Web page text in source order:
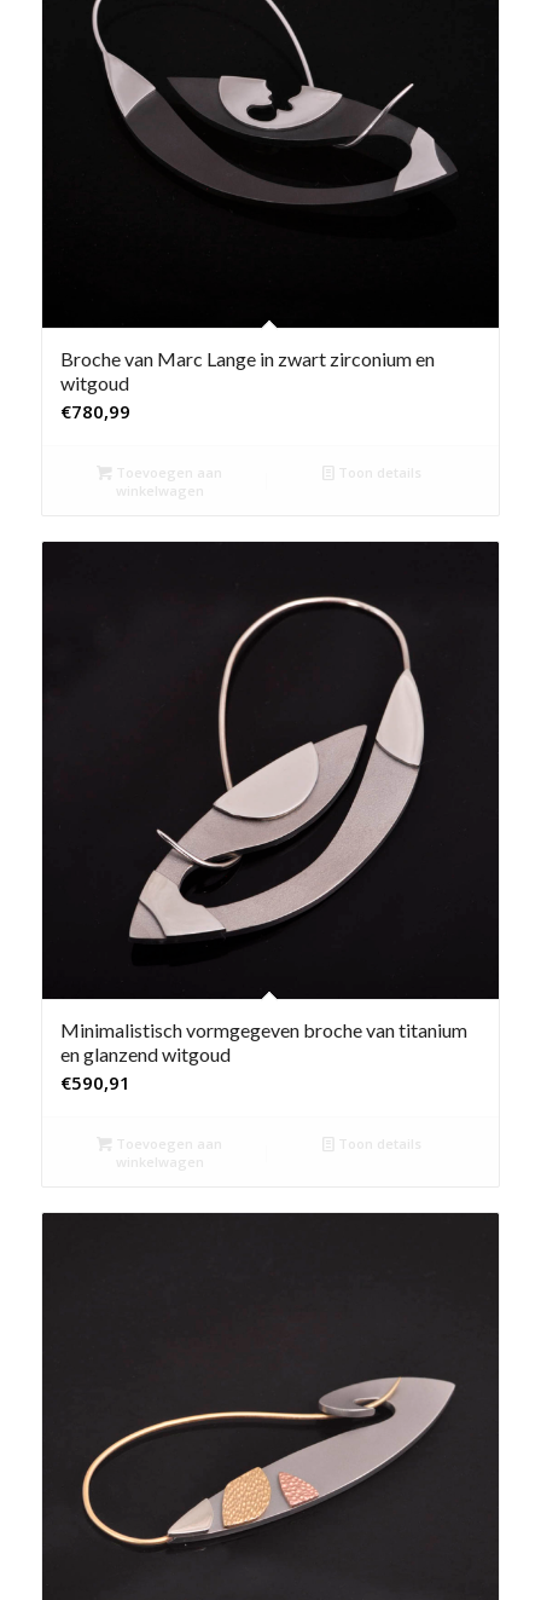
Broche van Marc Lange in zwart zirconium en
witgoud
€780,99
Toevoegen aan
winkelwagen
Toon details
Minimalistisch vormgegeven broche van titanium
en glanzend witgoud
€590,91
Toevoegen aan
winkelwagen
Toon details